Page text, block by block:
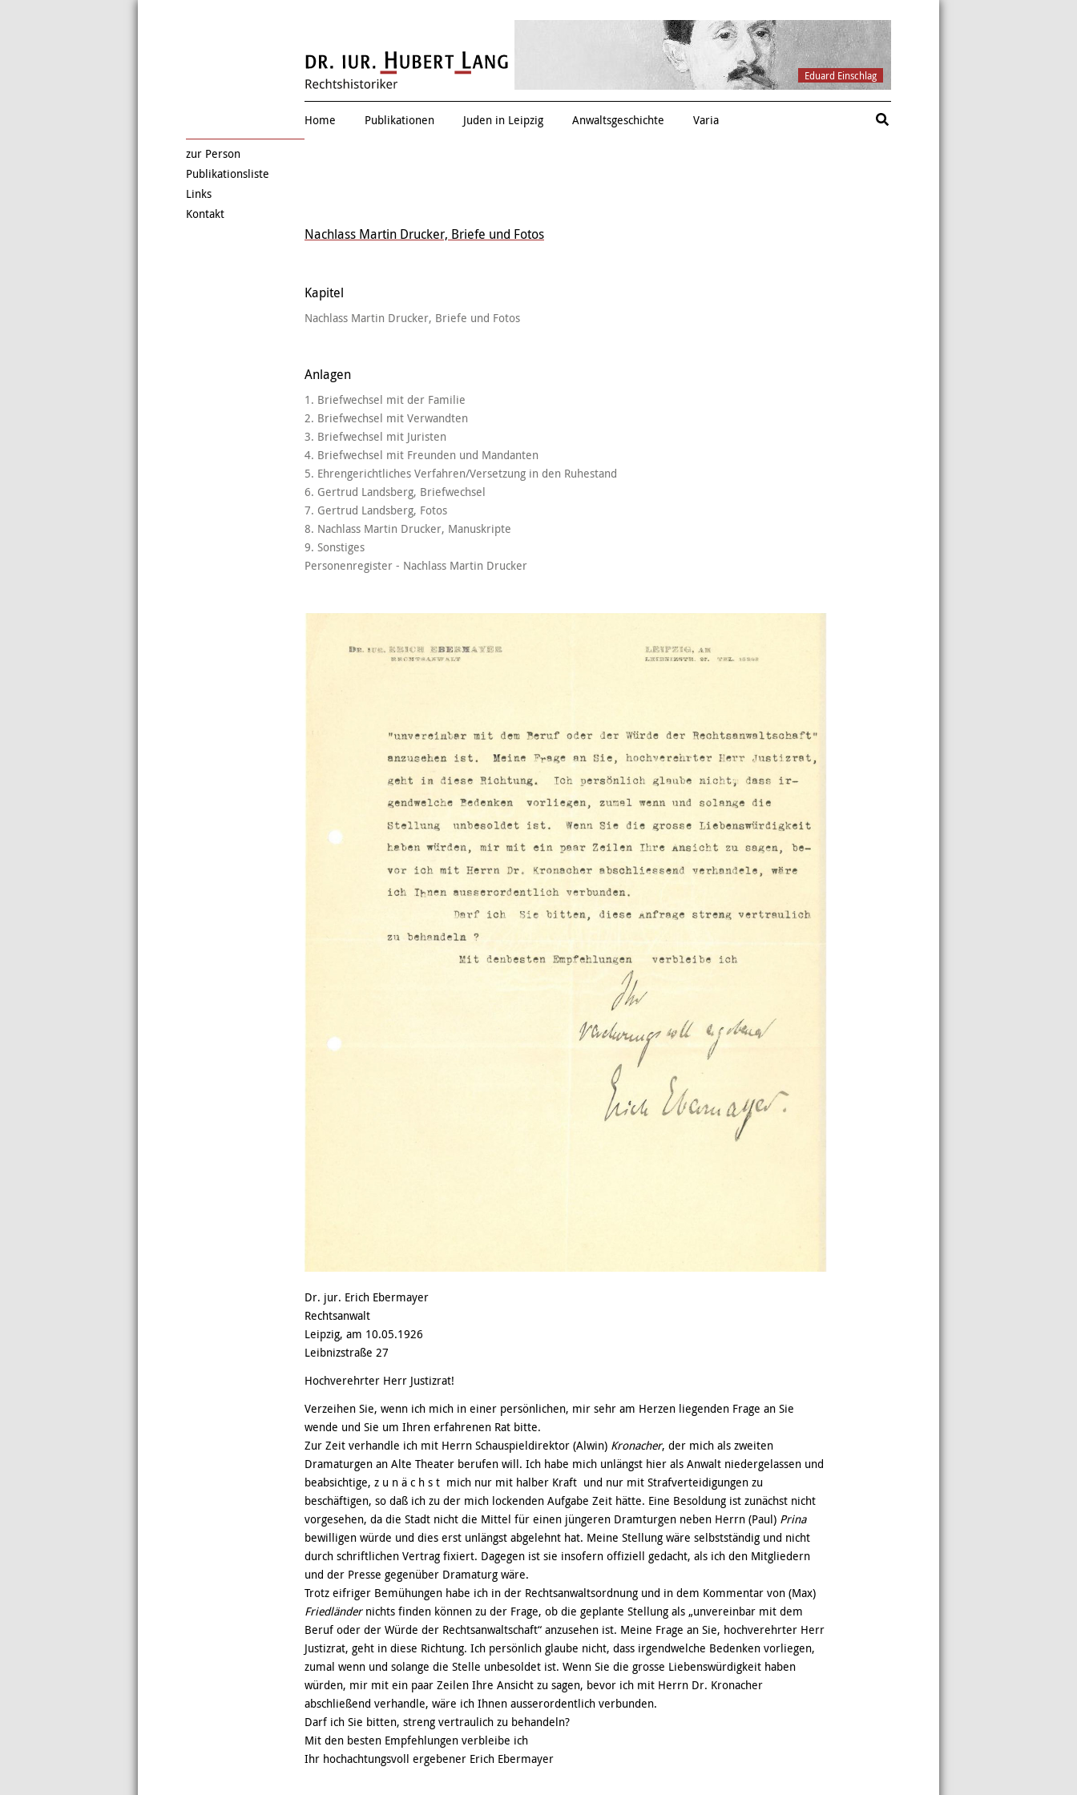
Thema verfehlt? Eduard Einschlag
Home Publikationen Juden in Leipzig Anwaltsgeschichte Varia
Nachlass Martin Drucker, Briefe und Fotos
Kapitel
Nachlass Martin Drucker, Briefe und Fotos
Anlagen
1. Briefwechsel mit der Familie
2. Briefwechsel mit Verwandten
3. Briefwechsel mit Juristen
4. Briefwechsel mit Freunden und Mandanten
5. Ehrengerichtliches Verfahren/Versetzung in den Ruhestand
6. Gertrud Landsberg, Briefwechsel
7. Gertrud Landsberg, Fotos
8. Nachlass Martin Drucker, Manuskripte
9. Sonstiges
Personenregister - Nachlass Martin Drucker
Dr. jur. Erich Ebermayer
Rechtsanwalt
Leipzig, am 10.05.1926
Leibnizstraße 27
Hochverehrter Herr Justizrat!
Verzeihen Sie, wenn ich mich in einer persönlichen, mir sehr am Herzen liegenden Frage an Sie
wende und Sie um Ihren erfahrenen Rat bitte.
Zur Zeit verhandle ich mit Herrn Schauspieldirektor (Alwin) Kronacher, der mich als zweiten
Dramaturgen an Alte Theater berufen will. Ich habe mich unlängst hier als Anwalt niedergelassen und
beabsichtige, z u n ä c h s t mich nur mit halber Kraft und nur mit Strafverteidigungen zu
beschäftigen, so daß ich zu der mich lockenden Aufgabe Zeit hätte. Eine Besoldung ist zunächst nicht
vorgesehen, da die Stadt nicht die Mittel für einen jüngeren Dramturgen neben Herrn (Paul) Prina
bewilligen würde und dies erst unlängst abgelehnt hat. Meine Stellung wäre selbstständig und nicht
durch schriftlichen Vertrag fixiert. Dagegen ist sie insofern offiziell gedacht, als ich den Mitgliedern
und der Presse gegenüber Dramaturg wäre.
Trotz eifriger Bemühungen habe ich in der Rechtsanwaltsordnung und in dem Kommentar von (Max)
Friedländernichts finden können zu der Frage, ob die geplante Stellung als „unvereinbar mit dem
Beruf oder der Würde der Rechtsanwaltschaft“ anzusehen ist. Meine Frage an Sie, hochverehrter Herr
Justizrat, geht in diese Richtung. Ich persönlich glaube nicht, dass irgendwelche Bedenken vorliegen,
zumal wenn und solange die Stelle unbesoldet ist. Wenn Sie die grosse Liebenswürdigkeit haben
würden, mir mit ein paar Zeilen Ihre Ansicht zu sagen, bevor ich mit Herrn Dr. Kronacher
abschließend verhandle, wäre ich Ihnen ausserordentlich verbunden.
Darf ich Sie bitten, streng vertraulich zu behandeln?
Mit den besten Empfehlungen verbleibe ich
Ihr hochachtungsvoll ergebener Erich Ebermayer
zur Person
Publikationsliste
Links
Kontakt